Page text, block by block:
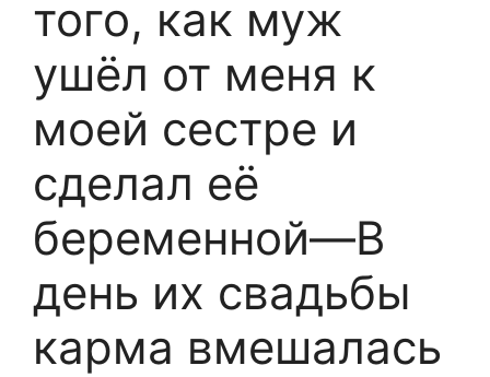
того, как муж
ушёл от меня к
моей сестре и
сделал её
беременной—В
день их свадьбы
карма вмешалась